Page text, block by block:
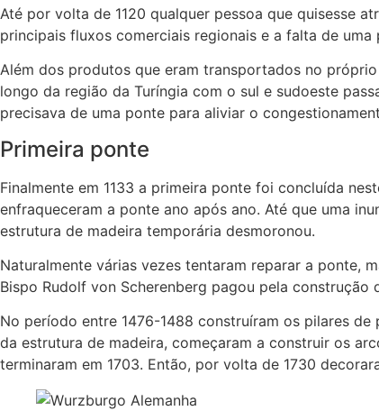
Até por volta de 1120 qualquer pessoa que quisesse
principais fluxos comerciais regionais e a falta de uma
Além dos produtos que eram transportados no
longo da região da Turíngia com o sul e sudoeste
precisava de uma ponte para aliviar o
Primeira ponte
Finalmente em 1133 a primeira ponte foi concluída
enfraqueceram a ponte ano após ano. Até que uma
estrutura de madeira temporária desmoronou.
Naturalmente várias vezes tentaram reparar a ponte,
Bispo Rudolf von Scherenberg pagou pela construção
No período entre 1476-1488 construíram os pilares
da estrutura de madeira, começaram a construir os
terminaram em 1703. Então, por volta de 1730